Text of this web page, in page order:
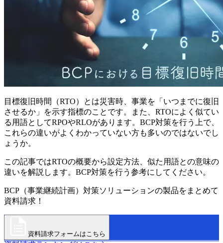
目標復旧時間（RTO）とは災害時、事業を「いつまでに復旧
させるか」を示す指標のことです。また、RTOによく似てい
る用語としてRPOやRLOがあります。BCP対策を行う上で、
これらの違いがよくわかっていない方も多いのではないでし
ょうか。
この記事ではRTOの概要から設定方法、似た用語との意味の
違いを解説します。BCP対策を行う参考にしてください。
BCP（事業継続計画）対策ソリューションの製品をまとめて
資料請求！
資料請求フォームはこちら